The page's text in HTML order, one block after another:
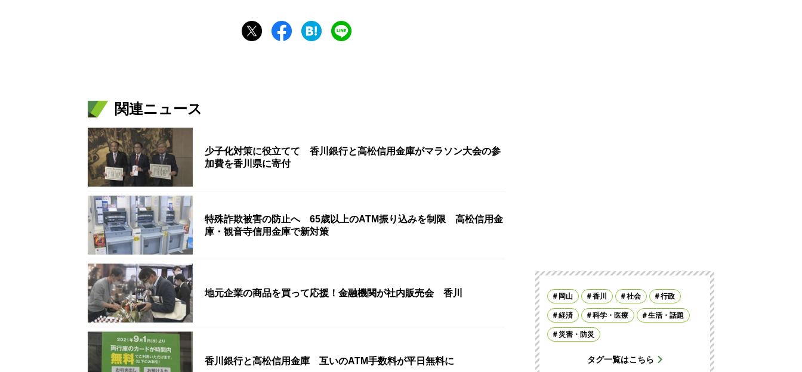
関連ニュース
少子化対策に役立てて 香川銀行と高松信用金庫がマラソン大会の参
加費を香川県に寄付
特殊詐欺被害の防止へ 65歳以上のATM振り込みを制限 高松信用金
庫・観音寺信用金庫で新対策
地元企業の商品を買って応援！金融機関が社内販売会 香川
香川銀行と高松信用金庫 互いのATM手数料が平日無料に